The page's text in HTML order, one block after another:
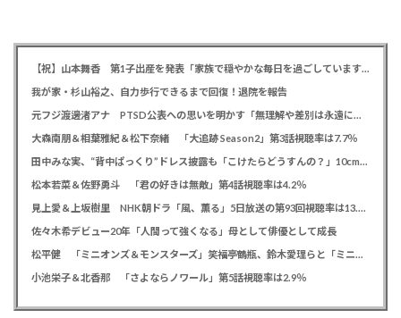
【祝】山本舞香 第1子出産を発表「家族で穏やかな毎日を過ごしています」、夫はマイファスHiro
我が家・杉山裕之、自力歩行できるまで回復！退院を報告
元フジ渡邊渚アナ PTSD公表への思いを明かす「無理解や差別は永遠に変わらない」「同じ病気になったことのない人間にはわからない」
大森南朋＆相葉雅紀＆松下奈緒 「大追跡 Season2」第3話視聴率は7.7％
田中みな実、“背中ぱっくり”ドレス披露も「こけたらどうすんの？」10cm超ヒールに心配の声寄せられる
松本若菜＆佐野勇斗 「君の好きは無敵」第4話視聴率は4.2％
見上愛＆上坂樹里 NHK朝ドラ「風、薫る」5日放送の第93回視聴率は13.5％
佐々木希デビュー20年「人間って強くなる」母として俳優として成長
松平健 「ミニオンズ＆モンスターズ」笑福亭鶴瓶、鈴木愛理らと「ミニおんど」披露も「サンバの方が楽」と本音
小池栄子＆北香那 「さよならノワール」第5話視聴率は2.9％